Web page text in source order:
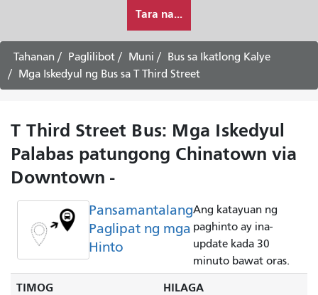
ko
gustong
maglakbay
Tara na...
Tahanan Paglilibot Muni
Bus sa Ikatlong Kalye
Mga Iskedyul ng Bus sa T Third Street
T Third Street Bus: Mga Iskedyul
Palabas patungong Chinatown via
Downtown -
Pansamantalang
Paglipat ng mga
Hinto
Ang katayuan ng
paghinto ay ina-
update kada 30
minuto bawat oras.
TIMOG HILAGA